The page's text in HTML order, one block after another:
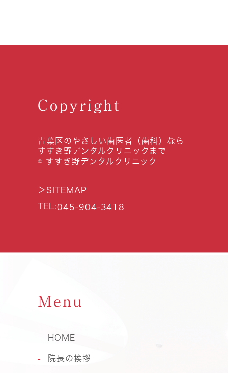
Copyright
青葉区のやさしい歯医者（歯科）なら
すすき野デンタルクリニックまで
© すすき野デンタルクリニック
＞ SITEMAP
TEL:045-904-3418
Menu
HOME
院長の挨拶